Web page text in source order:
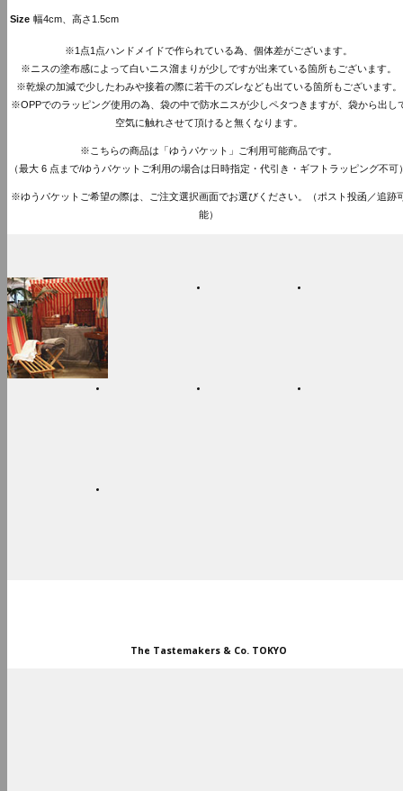
Size 幅4cm、高さ1.5cm
※1点1点ハンドメイドで作られている為、個体差がございます。
※ニスの塗布感によって白いニス溜まりが少しですが出来ている箇所もございます。
※乾燥の加減で少したわみや接着の際に若干のズレなども出ている箇所もございます。
※OPPでのラッピング使用の為、袋の中で防水ニスが少しペタつきますが、袋から出し
空気に触れさせて頂けると無くなります。
※こちらの商品は「ゆうパケット」ご利用可能商品です。
（最大 6 点まで/ゆうパケットご利用の場合は日時指定・代引き・ギフトラッピング不可
※ゆうパケットご希望の際は、ご注文選択画面でお選びください。（ポスト投函／追跡
能）
The Tastemakers & Co. TOKYO